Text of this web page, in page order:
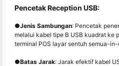
Pencetak Reception USB:
●Jenis Sambungan: Pencetak
melalui kabel tipe B USB kuadrat ke
terminal POS layar sentuh semua-
●Batas Jarak: Jarak efektif kabel